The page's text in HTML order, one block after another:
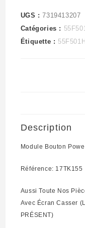
UGS :7319413207
Catégories :
Étiquette :
Description
Module Bouton
Référence: 17TK155
Aussi Toute Nos
Avec Écran Casser
PRÉSENT)